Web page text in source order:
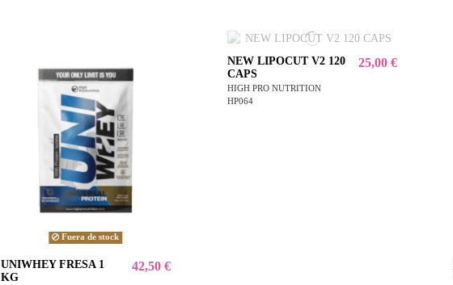
Fuera de stock
UNIWHEY FRESA 1
KG
42,50 €
NEW LIPOCUT V2 120
CAPS
HIGH PRO NUTRITION
HP064
25,00 €